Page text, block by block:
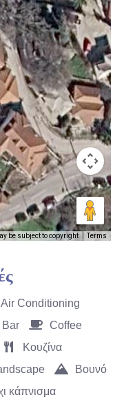
be subject to copyright Terms
Air Conditioning
Bar
Coffee
Κουζίνα
Βουνό
κάπνισμα